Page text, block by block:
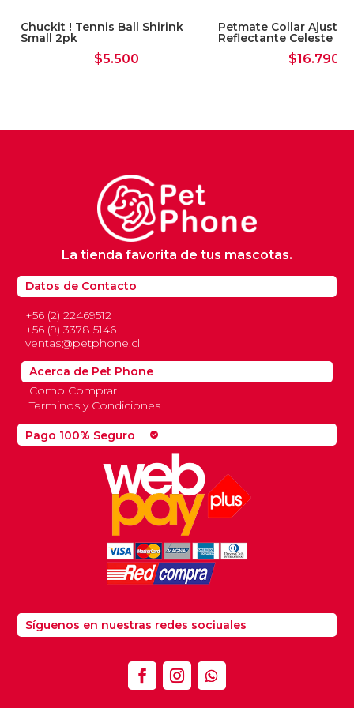
Chuckit ! Tennis Ball Shirink
Small 2pk
$5.500
Petmate Collar
Reflectante Celeste
$16.790
Pago 100% Seguro check_circle
Datos de Contacto
+56 (2) 22469512
+56 (9) 3378 5146
ventas@petphone.cl
La tienda favorita de tus mascotas.
Acerca de Pet Phone
Como Comprar
Terminos y Condiciones
Síguenos en nuestras redes sociuales